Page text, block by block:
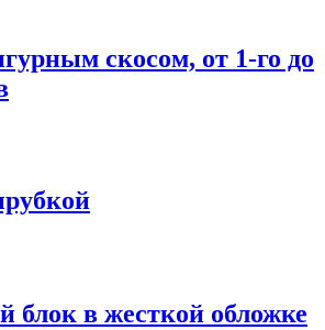
скосом, от 1-го до
блок в жесткой обложке